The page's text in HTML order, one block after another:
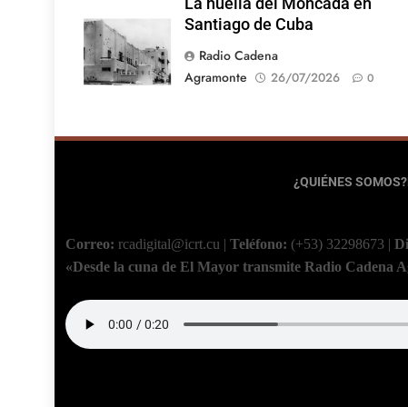
La huella del Moncada en
Santiago de Cuba
Radio Cadena
Agramonte
26/07/2026 0
¿QUIÉNES SOMOS?
Correo: rcadigital@icrt.cu | Teléfono: (+53) 32298673 |
«Desde la cuna de El Mayor transmite Radio Cadena